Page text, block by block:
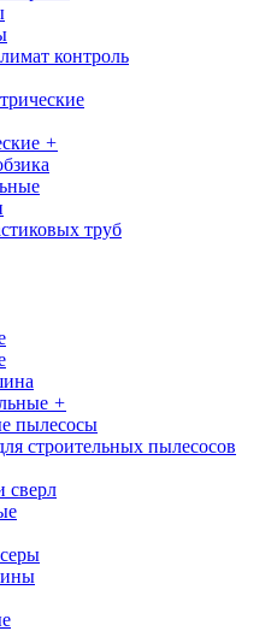
контроль
+
труб
+
пылесосы
строительных пылесосов
сверл